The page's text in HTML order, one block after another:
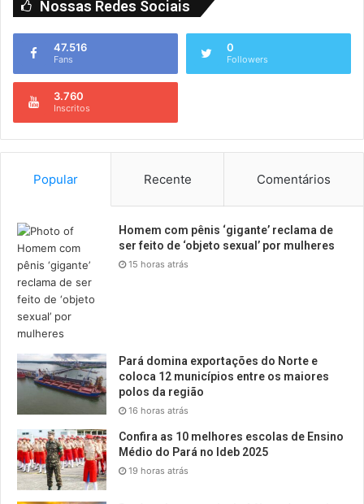
Nossas Redes Sociais
47.516
Fans
0
Followers
3.760
Inscritos
Popular Recente Comentários
Homem com pênis ‘gigante’ reclama de
ser feito de ‘objeto sexual’ por mulheres
15 horas atrás
Pará domina exportações do Norte e
coloca 12 municípios entre os maiores
polos da região
16 horas atrás
Confira as 10 melhores escolas de Ensino
Médio do Pará no Ideb 2025
19 horas atrás